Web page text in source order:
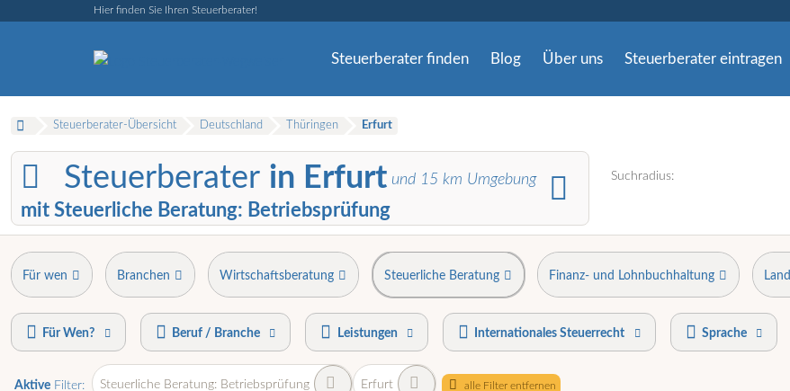
Hier finden Sie Ihren Steuerberater!
Steuerberater finden Blog Über uns Steuerberater eintragen
Steuerberater-Übersicht Deutschland Thüringen Erfurt
Steuerberater in Erfurt und 15 km Umgebung
mit Steuerliche Beratung: Betriebsprüfung
Suchradius:
Für wen Branchen Wirtschaftsberatung Steuerliche Beratung Finanz- und Lohnbuchhaltung
Für Wen? Beruf / Branche Leistungen Internationales Steuerrecht Sprache
Aktive Filter: Steuerliche Beratung: Betriebsprüfung Erfurt alle Filter entfernen